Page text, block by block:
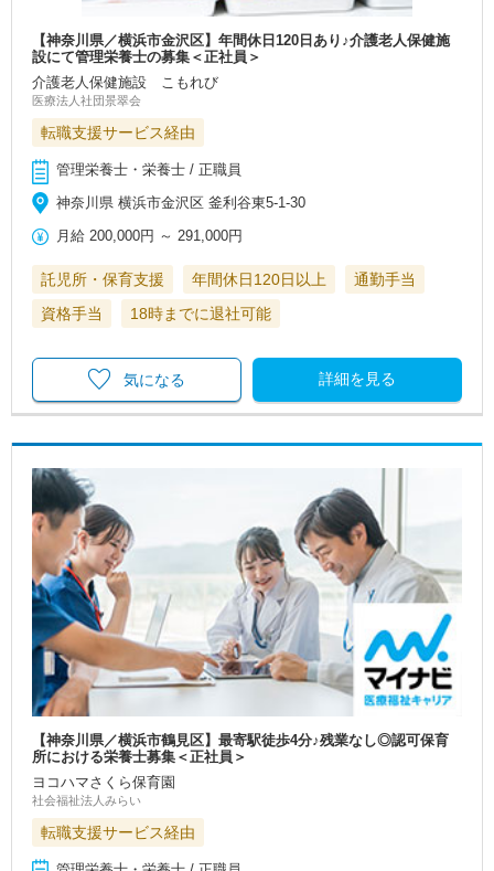
【神奈川県／横浜市金沢区】年間休日120日あり♪介護老人保健施
設にて管理栄養士の募集＜正社員＞
介護老人保健施設 こもれび
医療法人社団景翠会
転職支援サービス経由
管理栄養士・栄養士 / 正職員
神奈川県 横浜市金沢区 釜利谷東5-1-30
月給 200,000円 ～291,000円
託児所・保育支援 年間休日120日以上
通勤手当
資格手当
18時までに退社可能
詳細を見る
気になる
【神奈川県／横浜市鶴見区】最寄駅徒歩4分♪残業なし◎認可保育
所における栄養士募集＜正社員＞
ヨコハマさくら保育園
社会福祉法人みらい
転職支援サービス経由